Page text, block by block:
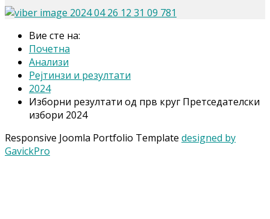
Вие сте на:
Почетна
Анализи
Рејтинзи и резултати
2024
Изборни резултати од прв круг Претседателски
избори 2024
Responsive Joomla Portfolio Template designed by
GavickPro